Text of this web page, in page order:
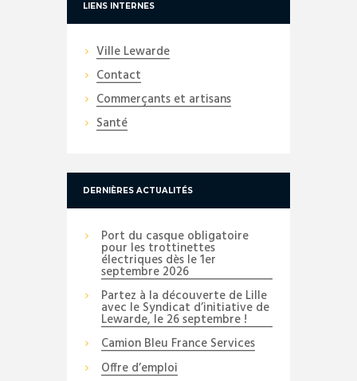
LIENS INTERNES
Ville Lewarde
Contact
Commerçants et artisans
Santé
DERNIÈRES ACTUALITÉS
Port du casque obligatoire
pour les trottinettes
électriques dès le 1er
septembre 2026
Partez à la découverte de Lille
avec le Syndicat d’initiative de
Lewarde, le 26 septembre !
Camion Bleu France Services
Offre d’emploi